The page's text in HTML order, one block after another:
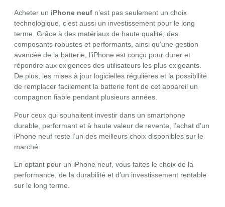
Acheter un iPhone neuf n’est pas seulement un choix
technologique, c’est aussi un investissement pour le long
terme. Grâce à des matériaux de haute qualité, des
composants robustes et performants, ainsi qu’une gestion
avancée de la batterie, l’iPhone est conçu pour durer et
répondre aux exigences des utilisateurs les plus exigeants.
De plus, les mises à jour logicielles régulières et la possibilité
de remplacer facilement la batterie font de cet appareil un
compagnon fiable pendant plusieurs années.
Pour ceux qui souhaitent investir dans un smartphone
durable, performant et à haute valeur de revente, l’achat d’un
iPhone neuf reste l’un des meilleurs choix disponibles sur le
marché.
En optant pour un iPhone neuf, vous faites le choix de la
performance, de la durabilité et d’un investissement rentable
sur le long terme.